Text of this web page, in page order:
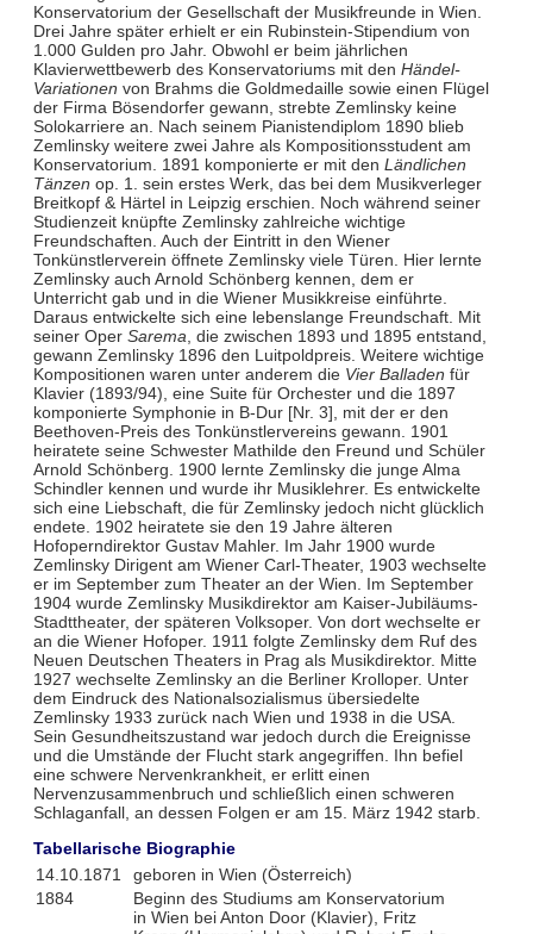
Konservatorium der Gesellschaft der Musikfreunde in Wien.
Drei Jahre später erhielt er ein Rubinstein-Stipendium von
1.000 Gulden pro Jahr. Obwohl er beim jährlichen
Klavierwettbewerb des Konservatoriums mit den Händel-
Variationen von Brahms die Goldmedaille sowie einen Flügel
der Firma Bösendorfer gewann, strebte Zemlinsky keine
Solokarriere an. Nach seinem Pianistendiplom 1890 blieb
Zemlinsky weitere zwei Jahre als Kompositionsstudent am
Konservatorium. 1891 komponierte er mit den Ländlichen
Tänzen op. 1. sein erstes Werk, das bei dem Musikverleger
Breitkopf & Härtel in Leipzig erschien. Noch während seiner
Studienzeit knüpfte Zemlinsky zahlreiche wichtige
Freundschaften. Auch der Eintritt in den Wiener
Tonkünstlerverein öffnete Zemlinsky viele Türen. Hier lernte
Zemlinsky auch Arnold Schönberg kennen, dem er
Unterricht gab und in die Wiener Musikkreise einführte.
Daraus entwickelte sich eine lebenslange Freundschaft. Mit
seiner Oper Sarema , die zwischen 1893 und 1895 entstand,
gewann Zemlinsky 1896 den Luitpoldpreis. Weitere wichtige
Kompositionen waren unter anderem die Vier Balladen für
Klavier (1893/94), eine Suite für Orchester und die 1897
komponierte Symphonie in B-Dur [Nr. 3], mit der er den
Beethoven-Preis des Tonkünstlervereins gewann. 1901
heiratete seine Schwester Mathilde den Freund und Schüler
Arnold Schönberg. 1900 lernte Zemlinsky die junge Alma
Schindler kennen und wurde ihr Musiklehrer. Es entwickelte
sich eine Liebschaft, die für Zemlinsky jedoch nicht glücklich
endete. 1902 heiratete sie den 19 Jahre älteren
Hofoperndirektor Gustav Mahler. Im Jahr 1900 wurde
Zemlinsky Dirigent am Wiener Carl-Theater, 1903 wechselte
er im September zum Theater an der Wien. Im September
1904 wurde Zemlinsky Musikdirektor am Kaiser-Jubiläums-
Stadttheater, der späteren Volksoper. Von dort wechselte er
an die Wiener Hofoper. 1911 folgte Zemlinsky dem Ruf des
Neuen Deutschen Theaters in Prag als Musikdirektor. Mitte
1927 wechselte Zemlinsky an die Berliner Krolloper. Unter
dem Eindruck des Nationalsozialismus übersiedelte
Zemlinsky 1933 zurück nach Wien und 1938 in die USA.
Sein Gesundheitszustand war jedoch durch die Ereignisse
und die Umstände der Flucht stark angegriffen. Ihn befiel
eine schwere Nervenkrankheit, er erlitt einen
Nervenzusammenbruch und schließlich einen schweren
Schlaganfall, an dessen Folgen er am 15. März 1942 starb.
Tabellarische Biographie
14.10.1871
geboren in Wien (Österreich)
1884
Beginn des Studiums am Konservatorium
in Wien bei Anton Door (Klavier), Fritz